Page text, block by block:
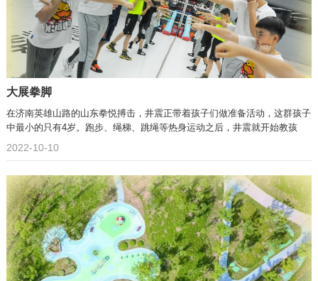
大展拳脚
在济南英雄山路的山东拳悦搏击，井震正带着孩子们做准备活动，这群孩子
中最小的只有4岁。跑步、绳梯、跳绳等热身运动之后，井震就开始教孩
2022-10-10